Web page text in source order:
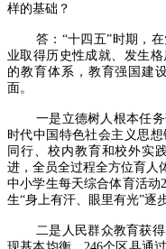
样的基础？
答：“十四五”时期，
业取得历史性成就、发生
的教育体系，教育强国建
面。
一是立德树人根本任
时代中国特色社会主义思
同行、校内教育和校外实
进，全员全过程全方位育人
中小学生每天综合体育活动
生“身上有汗、眼里有光”逐
二是人民群众教育获